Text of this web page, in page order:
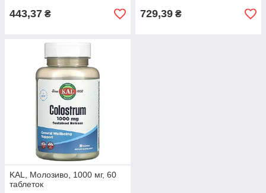
443,37 ₴ 729,39 ₴
KAL, Молозиво, 1000 мг, 60
таблеток